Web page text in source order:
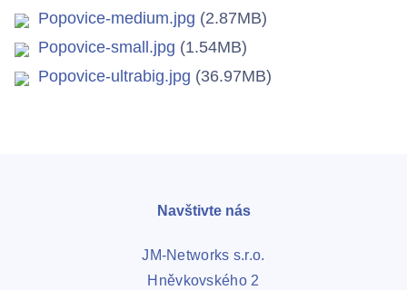
Popovice-medium.jpg (2.87MB)
Popovice-small.jpg (1.54MB)
Popovice-ultrabig.jpg (36.97MB)
Navštivte nás
JM-Networks s.r.o.
Hněvkovského 2